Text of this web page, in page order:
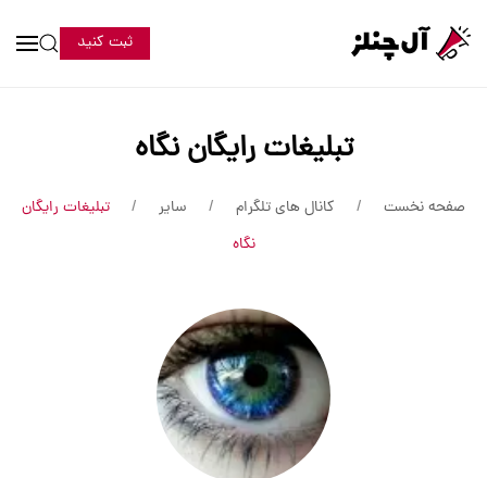
ثبت کنید
تبلیغات رایگان نگاه
صفحه نخست کانال های تلگرام سایر
تبلیغات رایگان
نگاه